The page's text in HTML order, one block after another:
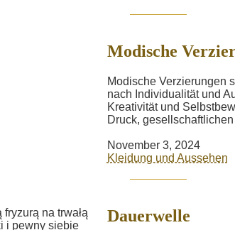
Modische
Modische Verzierungen
nach Individualität und
Kreativität und
Druck,
November 3, 2024
Kleidung und Aussehen
Dauerwelle